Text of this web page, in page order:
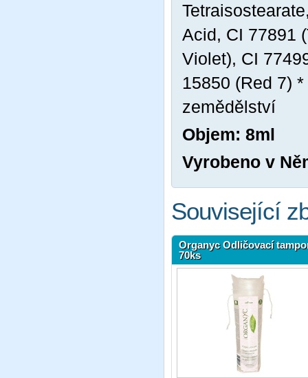
Acid, CI 77891
Violet), CI
15850 (Red 7)
zemědělství
Objem: 8ml
Vyrobeno v
Související
Organyc Odličovací
70ks